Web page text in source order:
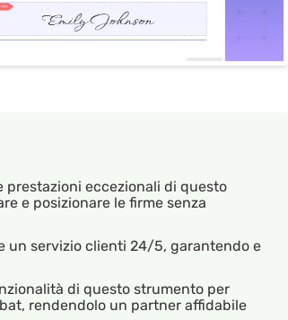
prestazioni eccezionali di questo
e posizionare le firme senza
un servizio clienti 24/5, garantendo e
di questo strumento per
rendendolo un partner affidabile